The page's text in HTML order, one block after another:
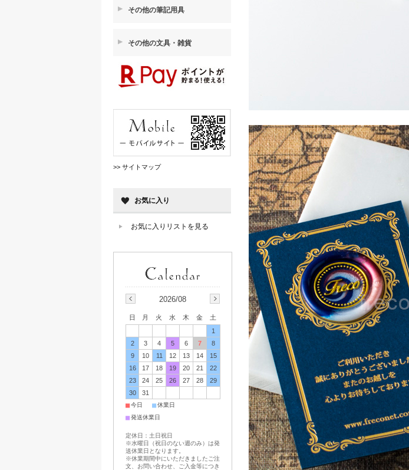
その他の筆記用具
その他の文具・雑貨
>> サイトマップ
お気に入り
お気に入りリストを見る
2026/08
日 月 火 水 木 金
土
1
2
3 4 5 6 7
8
9
10 11 12 13 14
15
16
17 18 19 20 21
22
23
24 25 26 27 28
29
30
31
■今日 ■休業日
■発送休業日
定休日：土日祝日
※水曜日（祝日のない週のみ）は発
送休業日となります。
※休業期間中にいただきましたご注
文、お問い合わせ、ご入金等につき